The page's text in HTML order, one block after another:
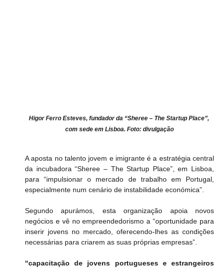
Higor Ferro Esteves, fundador da “Sheree – The Startup Place”,
com sede em Lisboa. Foto: divulgação
A aposta no talento jovem e imigrante é a estratégia central
da incubadora “Sheree – The Startup Place”, em Lisboa,
para “impulsionar o mercado de trabalho em Portugal,
especialmente num cenário de instabilidade económica”.
Segundo apurámos, esta organização apoia novos
negócios e vê no empreendedorismo a “oportunidade para
inserir jovens no mercado, oferecendo-lhes as condições
necessárias para criarem as suas próprias empresas”.
“capacitação de jovens portugueses e estrangeiros